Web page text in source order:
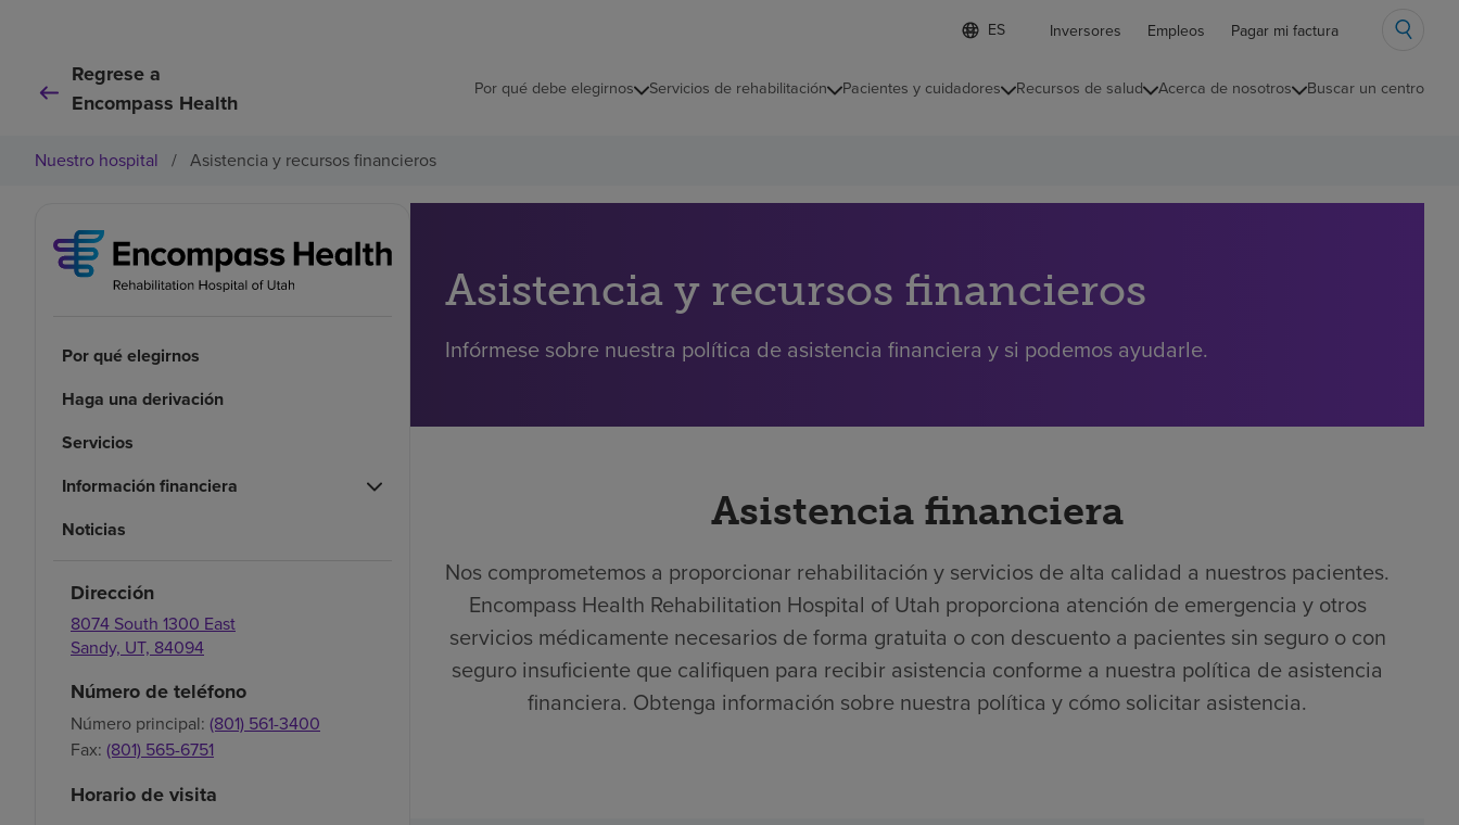
Lista
de
contraída
d
o
e
o
n
d
Inversores Empleos Pagar mi factura
Regrese a
Encompass Health
Por qué debe elegirnos Servicios de rehabilitación Pacientes y cuidadores Recursos de salud Acerca de nosotros Buscar un centro
Nuestro hospital / Asistencia y recursos financieros
Por qué elegirnos
Haga una derivación
Servicios
Información financiera
Noticias
Dirección
8074 South 1300 East
Sandy, UT, 84094
Número de teléfono
Número principal: (801) 561-3400
Fax: (801) 565-6751
Horario de visita
Asistencia y recursos financieros
Infórmese sobre nuestra política de asistencia financiera y si podemos ayudarle.
Asistencia financiera
Nos comprometemos a proporcionar rehabilitación y servicios de alta calidad a nuestros pacientes.
Encompass Health Rehabilitation Hospital of Utah proporciona atención de emergencia y otros
servicios médicamente necesarios de forma gratuita o con descuento a pacientes sin seguro o con
seguro insuficiente que califiquen para recibir asistencia conforme a nuestra política de asistencia
financiera. Obtenga información sobre nuestra política y cómo solicitar asistencia.